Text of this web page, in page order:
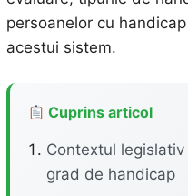
persoanelor cu
acestui sistem.
Cuprins articol
Contextul
grad de handicap